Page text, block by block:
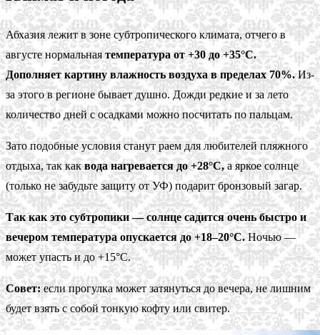
Абхазия лежит в зоне субтропического климата, отчего в
августе нормальнаятемпература от +30 до +35°С.
Дополняет картину влажность воздуха в пределах 70%.Из-
за этого в регионе бывает душно. Дожди редкие и за лето
количество дней с осадками можно посчитать по пальцам.
Зато подобные условия станут раем для любителей пляжного
отдыха, так каквода нагревается до +28°С,а яркое солнце
(только не забудьте защиту от УФ) подарит бронзовый загар.
Так как это субтропики — солнце садится очень быстро и
вечером температура опускается до +18–20°С.Ночью —
может упасть и до +15°С.
Совет:если прогулка может затянуться до вечера, не лишним
будет взять с собой тонкую кофту или свитер.